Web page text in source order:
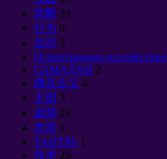
觉醒 39
行为 9
启示 3
Психотронное воздействие
САМАДХИ 2
撒旦主义 4
太阳 3
虚荣 28
本质 1
ТАНТРА 1
技术 29